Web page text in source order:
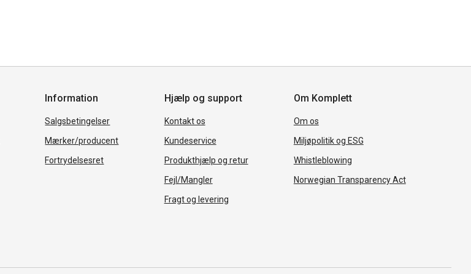
Information
Salgsbetingelser
Mærker/producent
Fortrydelsesret
Hjælp og support
Kontakt os
Kundeservice
Produkthjælp og retur
Fejl/Mangler
Fragt og levering
Om Komplett
Om os
Miljøpolitik og ESG
Whistleblowing
Norwegian Transparency Act